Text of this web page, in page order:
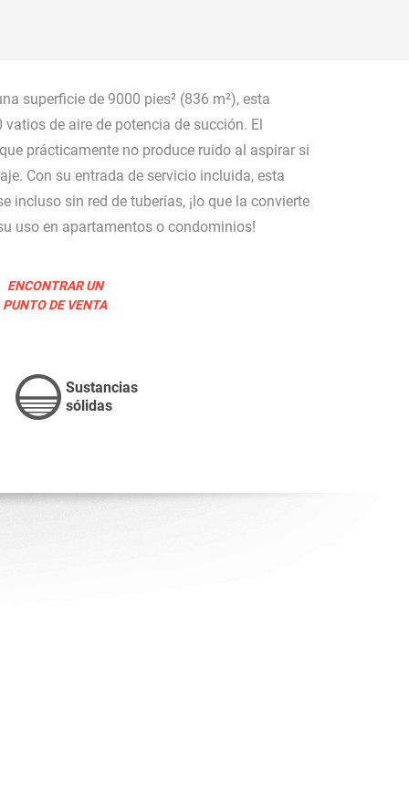
MÁS
superficie de 9000 pies² (836 m²), esta
de aire de potencia de succión. El
prácticamente no produce ruido al aspirar si
Con su entrada de servicio incluida, esta
incluso sin red de tuberías, ¡lo que la convierte
uso en apartamentos o condominios!
ENCONTRAR UN
PUNTO DE VENTA
Sustancias
sólidas